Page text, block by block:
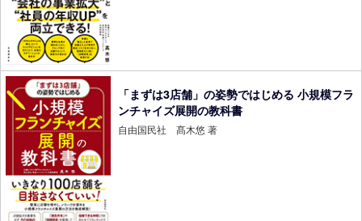
「まずは3店舗」の姿勢ではじめる 小規模フラ
ンチャイズ展開の教科書
自由国民社 髙木悠 著